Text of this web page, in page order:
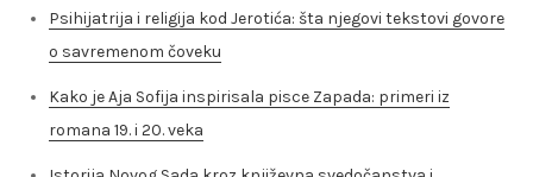
Psihijatrija i religija kod Jerotića: šta njegovi tekstovi govore
o savremenom čoveku
Kako je Aja Sofija inspirisala pisce Zapada: primeri iz
romana 19. i 20. veka